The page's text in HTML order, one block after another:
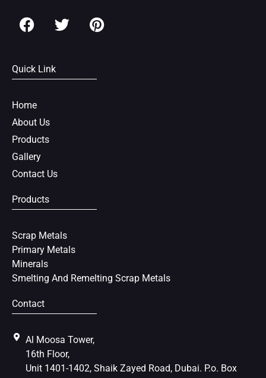
F
a
e
b
o
k
T
w
t
P
i
e
Quick Link
Home
About Us
Products
Gallery
Contact Us
Products
Scrap Metals
Primary Metals
Minerals
Smelting And Remelting Scrap Metals
Contact
Al Moosa Tower,
16th Floor,
Unit 1401-1402, Shaik Zayed Road, Dubai. P.o. Box